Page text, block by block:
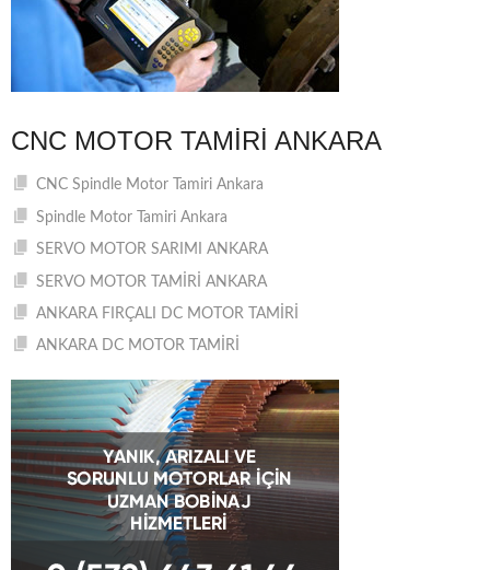
CNC MOTOR TAMIRI ANKARA
CNC Spindle Motor Tamiri Ankara
Spindle Motor Tamiri Ankara
SERVO MOTOR SARIMI ANKARA
SERVO MOTOR TAMİRİ ANKARA
ANKARA FIRÇALI DC MOTOR TAMİRİ
ANKARA DC MOTOR TAMİRİ